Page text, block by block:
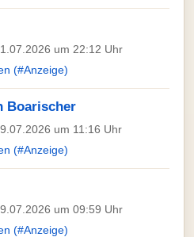
um 22:12 Uhr
(#Anzeige)
Boarischer
um 11:16 Uhr
(#Anzeige)
um 09:59 Uhr
(#Anzeige)